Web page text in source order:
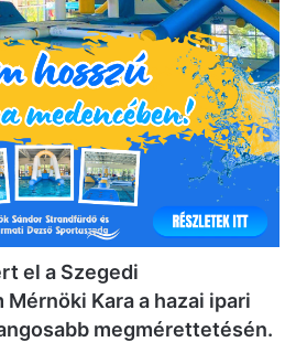
el a Szegedi
Kara a hazai ipari
megmérettetésén.